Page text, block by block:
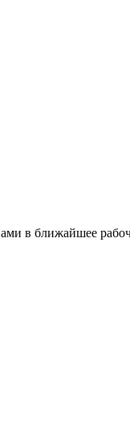
в ближайшее